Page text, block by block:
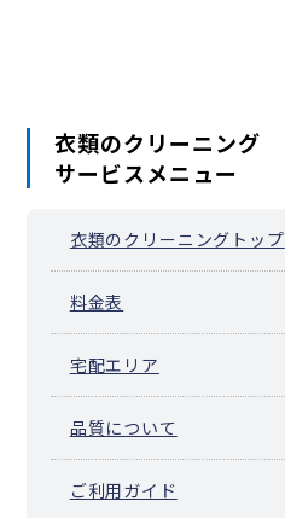
衣類のクリーニング
サービスメニュー
衣類のクリーニングトップ
料金表
宅配エリア
品質について
ご利用ガイド